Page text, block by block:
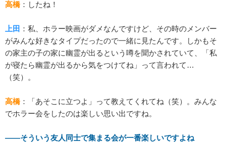
高橋 ：したね！
上田 ：私、ホラー映画がダメなんですけど、その時のメンバー
がみんな好きなタイプだったので一緒に見たんです。しかもそ
の家主の子の家に幽霊が出るという噂を聞かされていて、「私
が寝たら幽霊が出るから気をつけてね」って言われて…
（笑）。
高橋 ：「あそこに立つよ」って教えてくれてね（笑）。みんな
でホラー会をしたのは楽しい思い出ですね。
――そういう友人同士で集まる会が一番楽しいですよね